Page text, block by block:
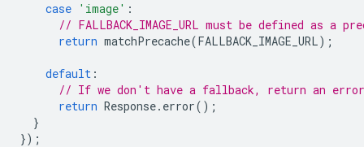
case 'image' :
// FALLBACK_IMAGE_URL must be defined as a
return matchPrecache(FALLBACK_IMAGE_URL);
default :
// If we don't have a fallback, return an error
return Response. error();
}
});